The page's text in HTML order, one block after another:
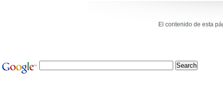
El contenido de esta